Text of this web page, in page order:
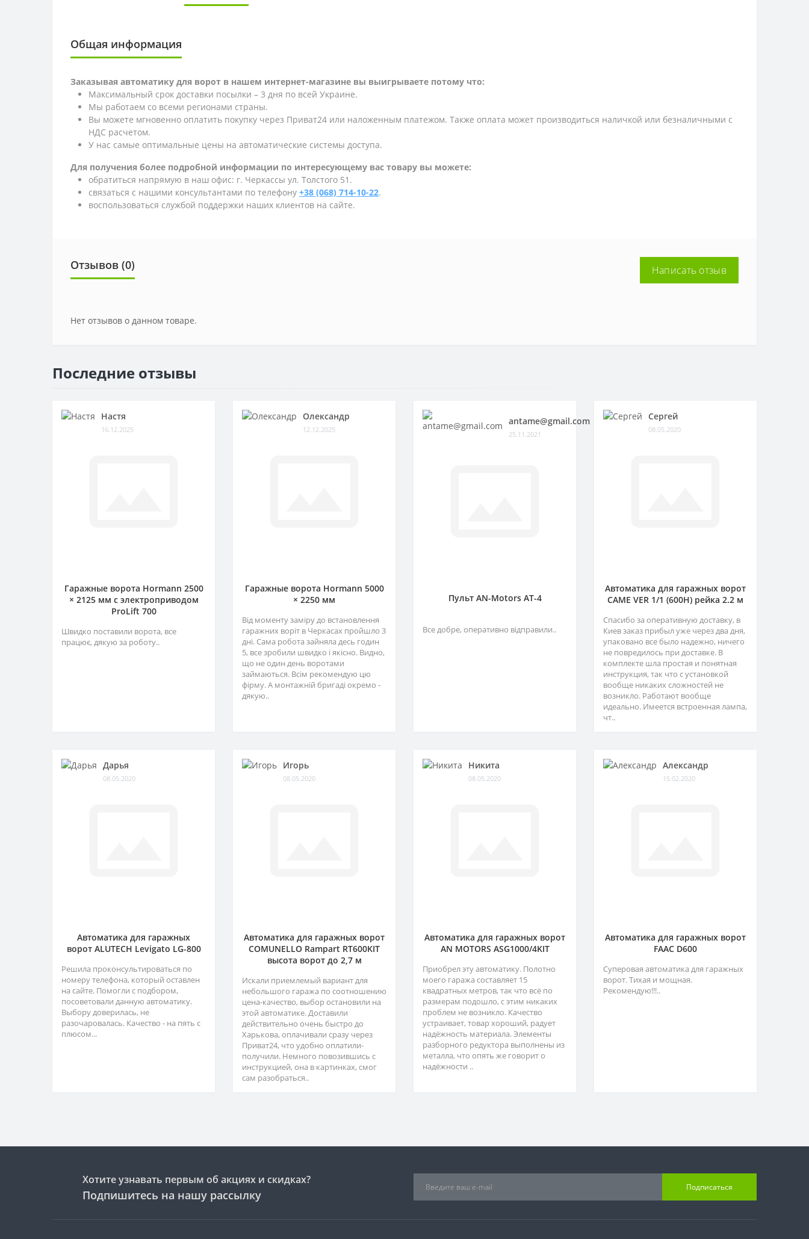
Общая информация
Заказывая автоматику для ворот в нашем интернет-магазине вы выигрываете потому что:
Максимальный срок доставки посылки – 3 дня по всей Украине.
Мы работаем со всеми регионами страны.
Вы можете мгновенно оплатить покупку через Приват24 или наложенным платежом. Также оплата может производиться наличкой или безналичными с
НДС расчетом.
У нас самые оптимальные цены на автоматические системы доступа.
Для получения более подробной информации по интересующему вас товару вы можете:
обратиться напрямую в наш офис: г. Черкассы ул. Толстого 51.
связаться с нашими консультантами по телефону +38 (068) 714-10-22.
воспользоваться службой поддержки наших клиентов на сайте.
Отзывов (0) Написать отзыв
Нет отзывов о данном товаре.
Последние отзывы
Настя
16.12.2025
Гаражные ворота Hormann 2500
× 2125 мм c электроприводом
ProLift 700
Швидко поставили ворота, все
працює, дякую за роботу..
Олександр
12.12.2025
Гаражные ворота Hormann 5000
× 2250 мм
Від моменту заміру до встановлення
гаражних воріт в Черкасах пройшло 3
дні. Сама робота зайняла десь годин
5, все зробили швидко і якісно. Видно,
що не один день воротами
займаються. Всім рекомендую цю
фірму. А монтажній бригаді окремо -
дякую..
antame@gmail.com
25.11.2021
Пульт AN-Motors AT-4
Все добре, оперативно відправили..
Сергей
08.05.2020
Автоматика для гаражных ворот
CAME VER 1/1 (600H) рейка 2.2 м
Спасибо за оперативную доставку, в
Киев заказ прибыл уже через два дня,
упаковано все было надежно, ничего
не повредилось при доставке. В
комплекте шла простая и понятная
инструкция, так что с установкой
вообще никаких сложностей не
возникло. Работают вообще
идеально. Имеется встроенная лампа,
чт..
Дарья
08.05.2020
Автоматика для гаражных
ворот ALUTECH Levigato LG-800
Решила проконсультироваться по
номеру телефона, который оставлен
на сайте. Помогли с подбором,
посоветовали данную автоматику.
Выбору доверилась, не
разочаровалась. Качество - на пять с
плюсом...
Игорь
08.05.2020
Автоматика для гаражных ворот
COMUNELLO Rampart RT600KIT
высота ворот до 2,7 м
Искали приемлемый вариант для
небольшого гаража по соотношению
цена-качество, выбор остановили на
этой автоматике. Доставили
действительно очень быстро до
Харькова, оплачивали сразу через
Приват24, что удобно оплатили-
получили. Немного повозившись с
инструкцией, она в картинках, смог
сам разобраться..
Никита
08.05.2020
Автоматика для гаражных ворот
AN MOTORS ASG1000/4KIT
Приобрел эту автоматику. Полотно
моего гаража составляет 15
квадратных метров, так что всё по
размерам подошло, с этим никаких
проблем не возникло. Качество
устраивает, товар хороший, радует
надёжность материала. Элементы
разборного редуктора выполнены из
металла, что опять же говорит о
надёжности ..
Александр
15.02.2020
Автоматика для гаражных ворот
FAAC D600
Суперовая автоматика для гаражных
ворот. Тихая и мощная.
Рекомендую!!!..
Хотите узнавать первым об акциях и скидках?
Подпишитесь на нашу рассылку
Подписаться